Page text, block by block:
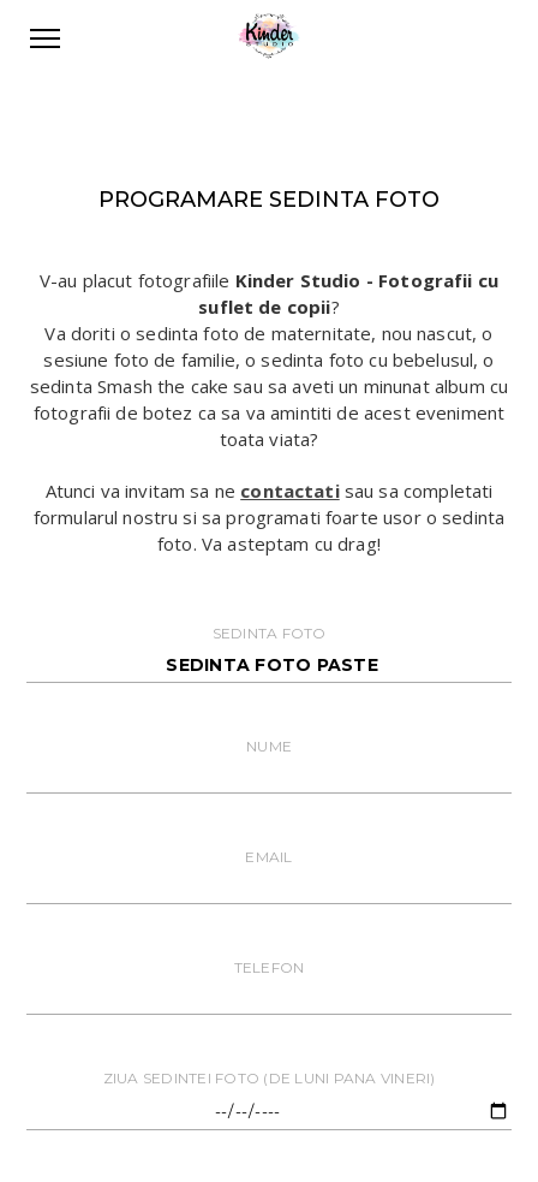
PROGRAMARE SEDINTA FOTO
V-au placut fotografiile Kinder Studio - Fotografii cu
suflet de copii?
Va doriti o sedinta foto de maternitate, nou nascut, o
sesiune foto de familie, o sedinta foto cu bebelusul, o
sedinta Smash the cake sau sa aveti un minunat album cu
fotografii de botez ca sa va amintiti de acest eveniment
toata viata?
Atunci va invitam sa ne contactatisau sa completati
formularul nostru si sa programati foarte usor o sedinta
foto. Va asteptam cu drag!
SEDINTA FOTO
NUME
EMAIL
TELEFON
ZIUA SEDINTEI FOTO (DE LUNI PANA VINERI)